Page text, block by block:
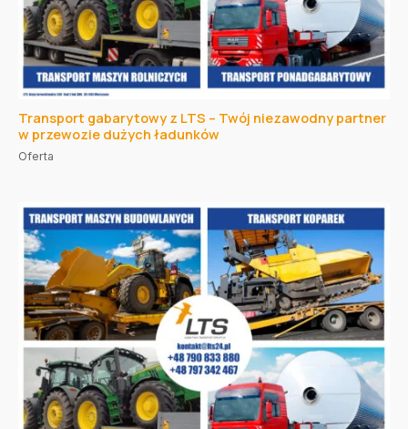
Transport gabarytowy z LTS – Twój niezawodny partner
w przewozie dużych ładunków
Oferta